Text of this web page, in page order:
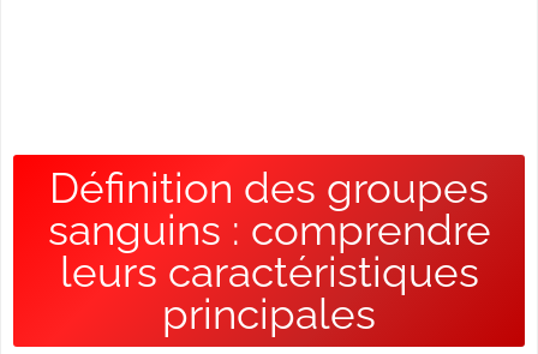
Définition des groupes
sanguins : comprendre
leurs caractéristiques
principales